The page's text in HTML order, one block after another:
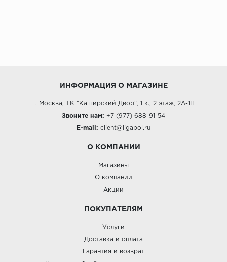
ИНФОРМАЦИЯ О МАГАЗИНЕ
г. Москва, ТК "Каширский Двор", 1 к., 2 этаж, 2А-1П
Звоните нам: +7 (977) 688-91-54
E-mail: client@ligapol.ru
О КОМПАНИИ
Магазины
О компании
Акции
ПОКУПАТЕЛЯМ
Услуги
Доставка и оплата
Гарантия и возврат